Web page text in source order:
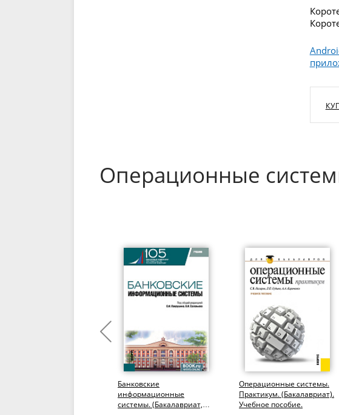
Операционные
Банковские
информационные
системы. (Бакалавриат,
Операционные системы.
Практикум. (Бакалавриат).
Учебное пособие.